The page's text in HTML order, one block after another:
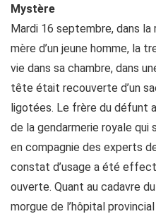
Mystère
Mardi 16 septembre, dans la
mère d’un jeune homme, la
vie dans sa chambre, dans
tête était recouverte d’un
ligotées. Le frère du défunt
de la gendarmerie royale
en compagnie des experts
constat d’usage a été
ouverte. Quant au cadavre
morgue de l’hôpital